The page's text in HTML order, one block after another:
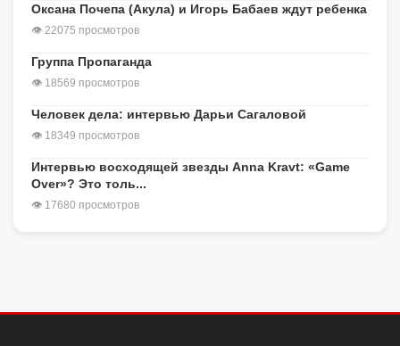
Оксана Почепа (Акула) и Игорь Бабаев ждут ребенка
👁 22075 просмотров
Группа Пропаганда
👁 18569 просмотров
Человек дела: интервью Дарьи Сагаловой
👁 18349 просмотров
Интервью восходящей звезды Anna Kravt: «Game
Over»? Это толь...
👁 17680 просмотров